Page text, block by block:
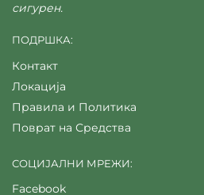
сигурен.
ПОДРШКА:
Контакт
Локација
Правила и Политика
Поврат на Средства
СОЦИЈАЛНИ МРЕЖИ:
Facebook